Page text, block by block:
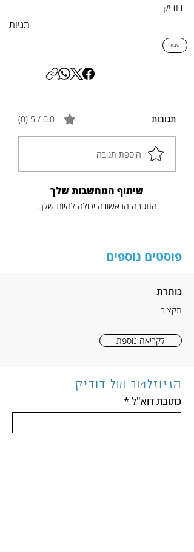
דודיק
תגיות
טבע
תגובות 0.0 / 5 ‏(0)
הוספת תגובה
שיתוף המחשבות שלך
התגובה הראשונה יכולה להיות שלך.
פוסטים נוספים
כותרת
תקציר
לקריאה נוספת
הניוזלטר של דודיק
כתובת דוא"ל *